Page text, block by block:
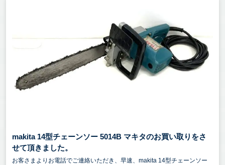
makita 14型チェーンソー 5014B マキタのお買い取りをさ
せて頂きました。
お客さまよりお電話でご連絡いただき、早速、makita 14型チェーンソー